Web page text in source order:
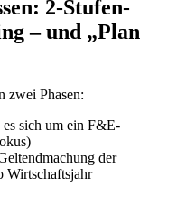
2-Stufen-
– und „Plan
zwei Phasen:
es sich um ein F&E-
der
Wirtschaftsjahr